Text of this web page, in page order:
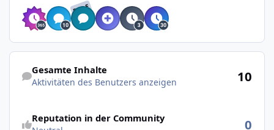
RARE
Aktivitäten des Benutzers anzeigen
Gesamte Inhalte
Aktivitäten des Benutzers anzeigen 10
Reputation in der Community 0